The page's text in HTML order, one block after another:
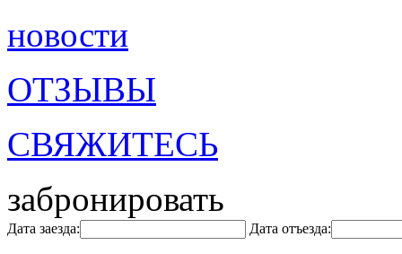
новости
ОТЗЫВЫ
СВЯЖИТЕСЬ
забронировать
Дата заезда: Дата отъезда: